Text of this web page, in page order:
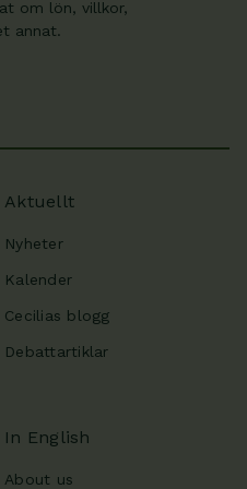
om lön, villkor,
annat.
Aktuellt
Nyheter
Kalender
Cecilias blogg
Debattartiklar
In English
About us